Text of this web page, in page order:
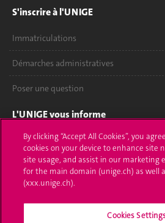
S'inscrire à l'UNIGE
Immatriculations
Démarches administratives
Poser une question
L'UNIGE vous informe
UNIGE Mobile
Médias
Offres d'emploi
By clicking “Accept All Cookies”, you
cookies on your device to enhance site
site usage, and assist in our marketing
for the main domain (unige.ch) as well
(xxx.unige.ch).
Cookies